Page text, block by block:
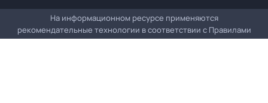
На информационном ресурсе применяются
рекомендательные технологии в соответствии с Правилами